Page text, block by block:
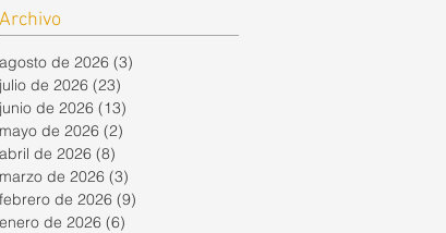
Archivo
agosto de 2026 (3)
julio de 2026 (23)
junio de 2026 (13)
mayo de 2026 (2)
abril de 2026 (8)
marzo de 2026 (3)
febrero de 2026 (9)
enero de 2026 (6)